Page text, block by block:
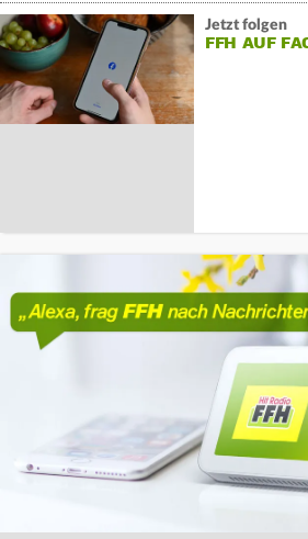
Jetzt folgen
FFH AUF